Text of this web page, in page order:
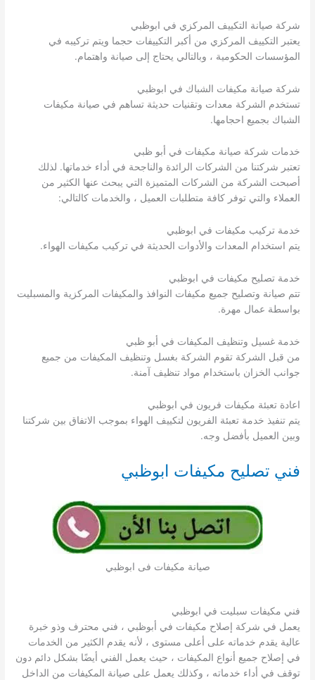
شركة صيانة التكييف المركزي في ابوظبي
يعتبر التكييف المركزي من أكبر التكييفات حجما ويتم تركيبه في
المؤسسات الحكومية ، وبالتالي يحتاج إلى صيانة واهتمام.
شركة صيانة مكيفات الشباك في ابوظبي
تستخدم الشركة معدات وتقنيات حديثة تساهم في صيانة مكيفات
الشباك بجميع احجامها.
خدمات شركة صيانة مكيفات في أبو ظبي
تعتبر شركتنا من الشركات الرائدة والناجحة في أداء خدماتها. لذلك
أصبحت الشركة من الشركات المتميزة التي يبحث عنها الكثير من
العملاء والتي توفر كافة متطلبات العميل ، والخدمات كالتالي:
خدمة تركيب مكيفات في ابوظبي
يتم استخدام المعدات والأدوات الحديثة في تركيب مكيفات الهواء.
خدمة تصليح مكيفات في ابوظبي
تتم صيانة وتصليح جميع مكيفات النوافذ والمكيفات المركزية والمسبليت
بواسطة عمال مهرة.
خدمة غسيل وتنظيف المكيفات في أبو ظبي
من قبل الشركة تقوم الشركة بغسل وتنظيف المكيفات من جميع
جوانب الخزان باستخدام مواد تنظيف آمنة.
اعادة تعبئة مكيفات فريون في ابوظبي
يتم تنفيذ خدمة تعبئة الفريون لتكييف الهواء بموجب الاتفاق بين شركتنا
وبين العميل بأفضل وجه.
فني تصليح مكيفات ابوظبي
صيانة مكيفات فى ابوظبي
فني مكيفات سبليت في ابوظبي
يعمل في شركة إصلاح مكيفات في أبوظبي ، فني محترف وذو خبرة
عالية يقدم خدماته على أعلى مستوى ، لأنه يقدم الكثير من الخدمات
في إصلاح جميع أنواع المكيفات ، حيث يعمل الفني أيضًا بشكل دائم دون
توقف في أداء خدماته ، وكذلك يعمل على صيانة المكيفات من الداخل